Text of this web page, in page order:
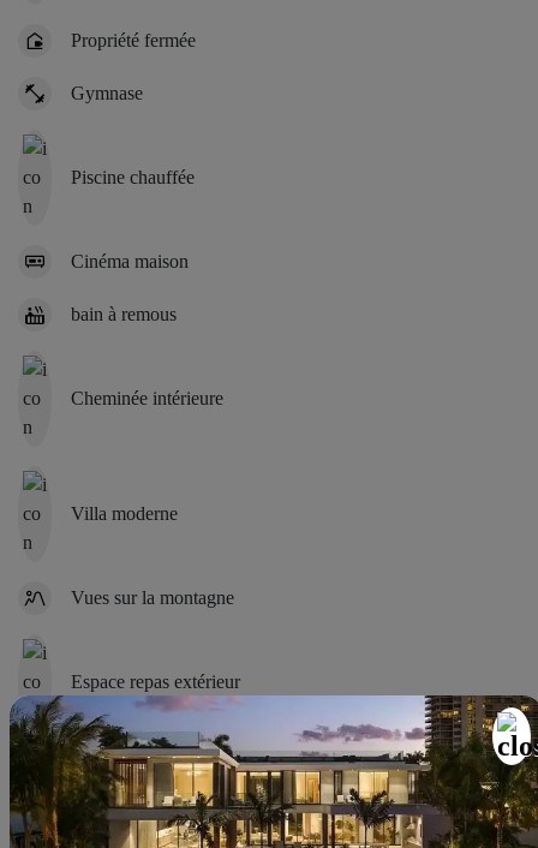
Propriété fermée
Gymnase
Piscine chauffée
Cinéma maison
bain à remous
Cheminée intérieure
Villa moderne
Vues sur la montagne
Espace repas extérieur
Cuisine extérieure